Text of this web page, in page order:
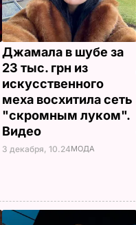
Джамала в шубе за
23 тыс. грн из
искусственного
меха восхитила сеть
"скромным луком".
Видео
3 декабря, 10.24МОДА